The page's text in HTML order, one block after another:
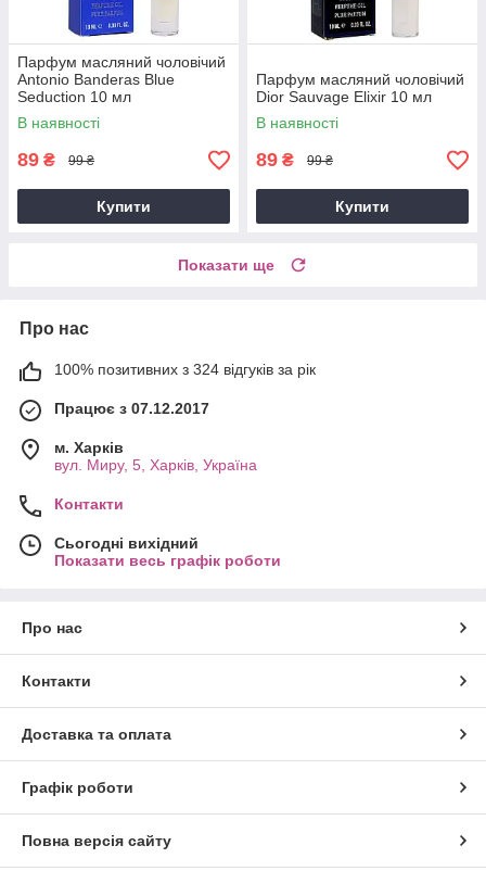
Парфум масляний чоловічий
Antonio Banderas Blue
Seduction 10 мл
В наявності
89 ₴ 99 ₴
Купити
Парфум масляний чоловічий
Dior Sauvage Elixir 10 мл
В наявності
89 ₴ 99 ₴
Купити
Показати ще
Про нас
100% позитивних з 324 відгуків за рік
Працює з 07.12.2017
м. Харків
вул. Миру, 5, Харків, Україна
Контакти
Сьогодні вихідний
Показати весь графік роботи
Про нас
Контакти
Доставка та оплата
Графік роботи
Повна версія сайту